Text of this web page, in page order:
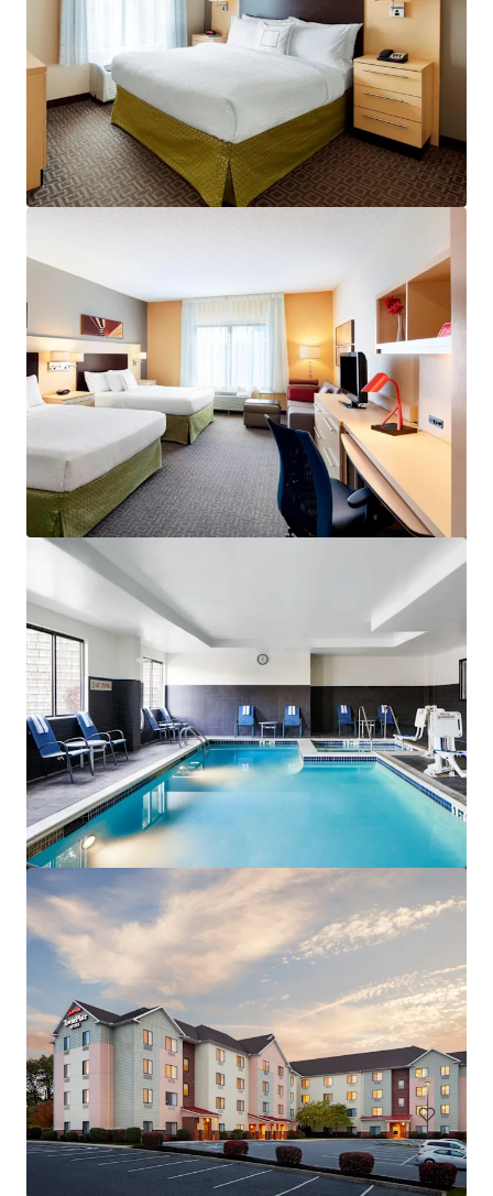
mehr anzeigen
Courtyard Wilkes Barre
879 Schechter Drive, Wilkes Barre, PA, 18702, US
106 Einheiten
Hotels & Hospitality